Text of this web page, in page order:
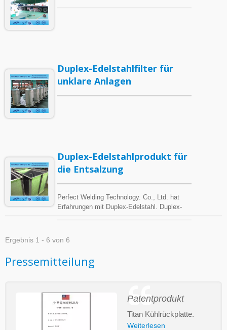
Duplex-Edelstahlfilter für
unklare Anlagen
Duplex-Edelstahlprodukt für
die Entsalzung
Perfect Welding Technology. Co., Ltd. hat
Erfahrungen mit Duplex-Edelstahl. Duplex-
Edelstahl ist bekannt für seine hervorragende
Ferrit aufweist. Duplex-Edelstähle haben
zu austenitischen Edelstählen und auch eine
Lochfraß, Spaltkorrosion und
Spannungsrisskorrosion. Sie zeichnen sich
durch einen hohen Chromgehalt (19–32%)
und Molybdängehalt (bis zu 5%) sowie einen
Ergebnis 1 - 6 von 6
Pressemitteilung
Patentprodukt
Titan Kühlrückplatte.
Weiterlesen